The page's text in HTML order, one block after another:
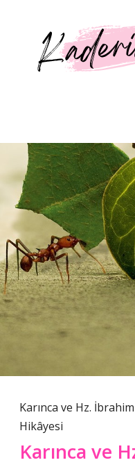
Karınca ve Hz.
Hikâyesi
Karınca ve